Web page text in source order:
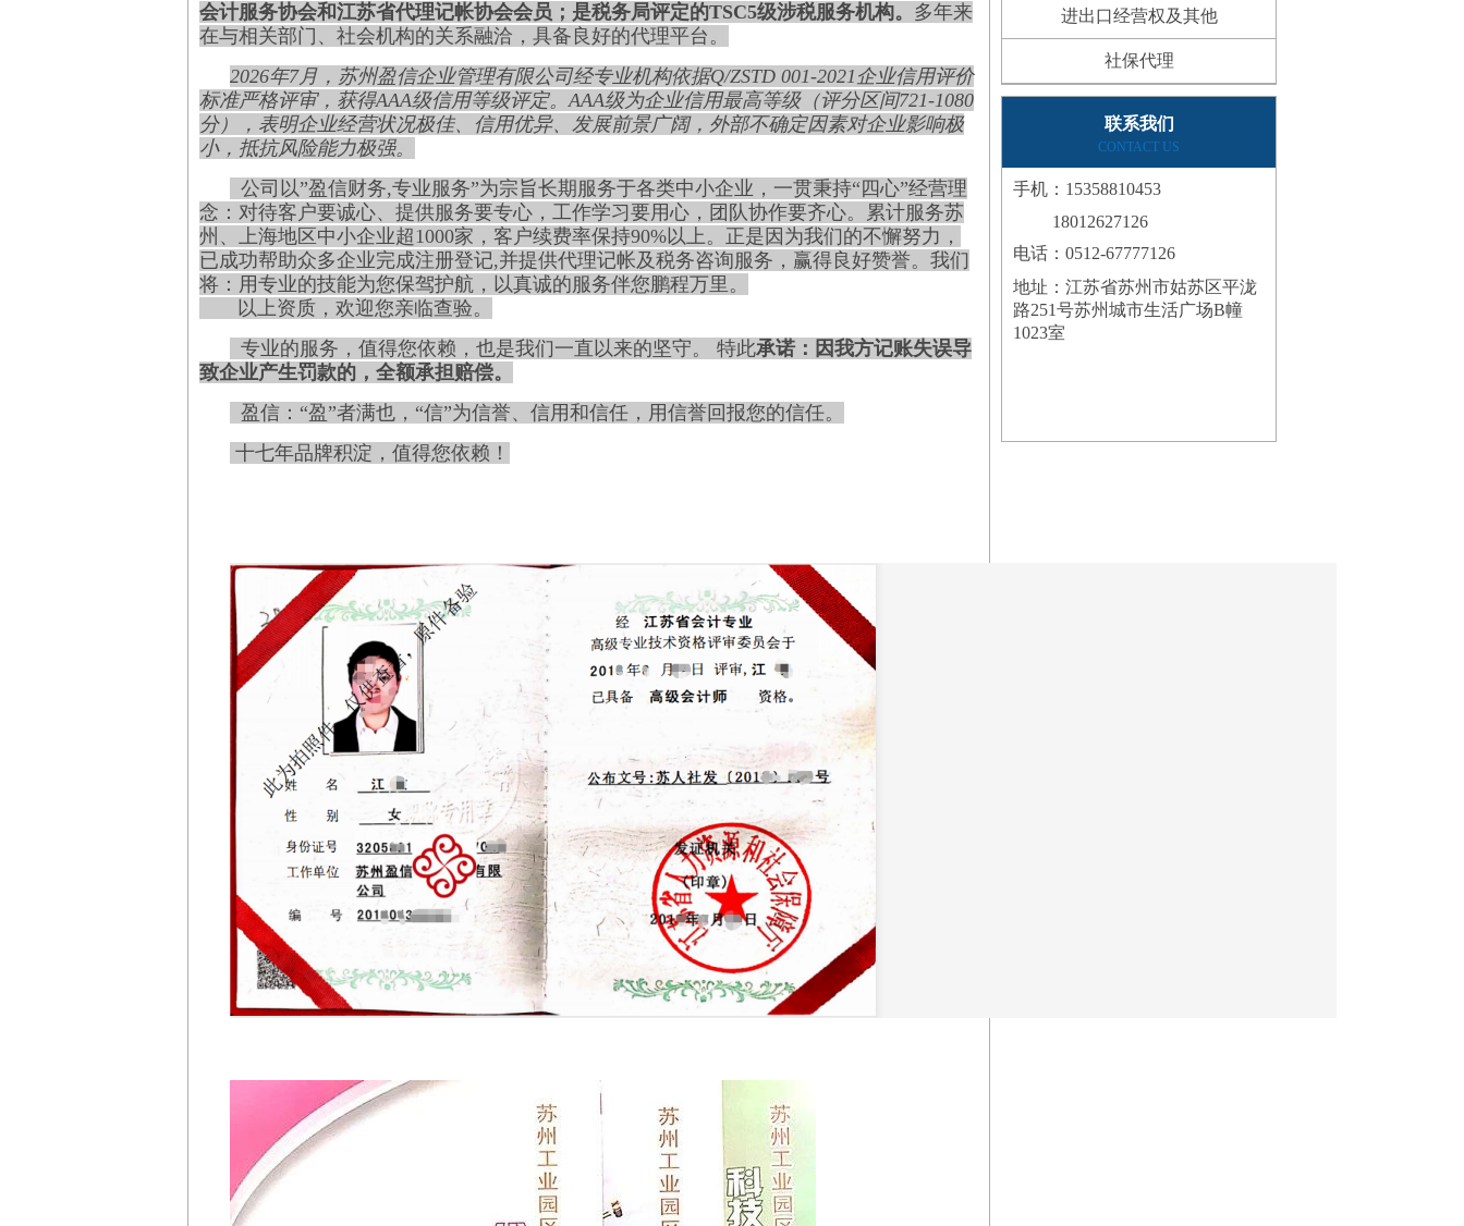
会计服务协会和江苏省代理记帐协会会员；是税务局评定的TSC5级涉税服务机构。 多年来
在与相关部门、 社会机构的关系融洽，具备良好的代理平台。
2026年7月，苏州盈信企业管理有限公司经专业机构依据Q/ZSTD 001-2021企业信用评价
标准严格评审，获得AAA级信用等级评定。AAA级为企业信用最高等级（评分区间721-1080
分），表明企业经营状况极佳、信用优异、发展前景广阔，外部不确定因素对企业影响极
小，抵抗风险能力极强。
公司以”盈信财务,专业服务”为宗旨长期服务于各类中小企业， 一贯秉持“四心”经营理
念：对待客户要诚心、提供服务要专心，工作学习要用心，团队协作要齐心。累计服务苏
州、上海地区中小企业超1000家，客户续费率保持90%以上。正是因为我们的不懈努力，
已成功帮助众多企业完成注册登记,并提供代理记帐及税务咨询服务，赢得良好赞誉。我们
将：用专业的技能为您保驾护航，以真诚的服务伴您鹏程万里。
以上资质，欢迎您亲临查验。
专业的服务，值得您依赖，也是我们一直以来的坚守。 特此承诺：因我方记账失误导
致企业产生罚款的，全额承担赔偿。
盈信：“盈”者满也，“信”为信誉、信用和信任，用信誉回报您的信任。
十七年品牌积淀，值得您依赖！
进出口经营权及其他
社保代理
联系我们
CONTACT US
手机：15358810453
18012627126
电话：0512-67777126
地址： 江苏省苏州市姑苏区平泷
路251号苏州城市生活广场B幢
1023室